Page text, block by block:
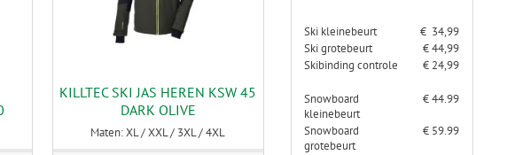
KILLTEC SKI JAS HEREN KSW 45
DARK OLIVE
Maten: XL / XXL / 3XL / 4XL
Ski kleinebeurt
€ 34,99
Ski grotebeurt
€ 44,99
Skibinding controle
€ 24,99
Snowboard
kleinebeurt
€ 44.99
Snowboard
grotebeurt
€ 59.99